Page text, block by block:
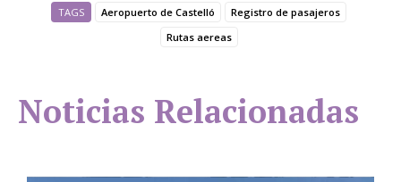
TAGS Aeropuerto de Castelló
Registro de pasajeros
Rutas aereas
Noticias Relacionadas